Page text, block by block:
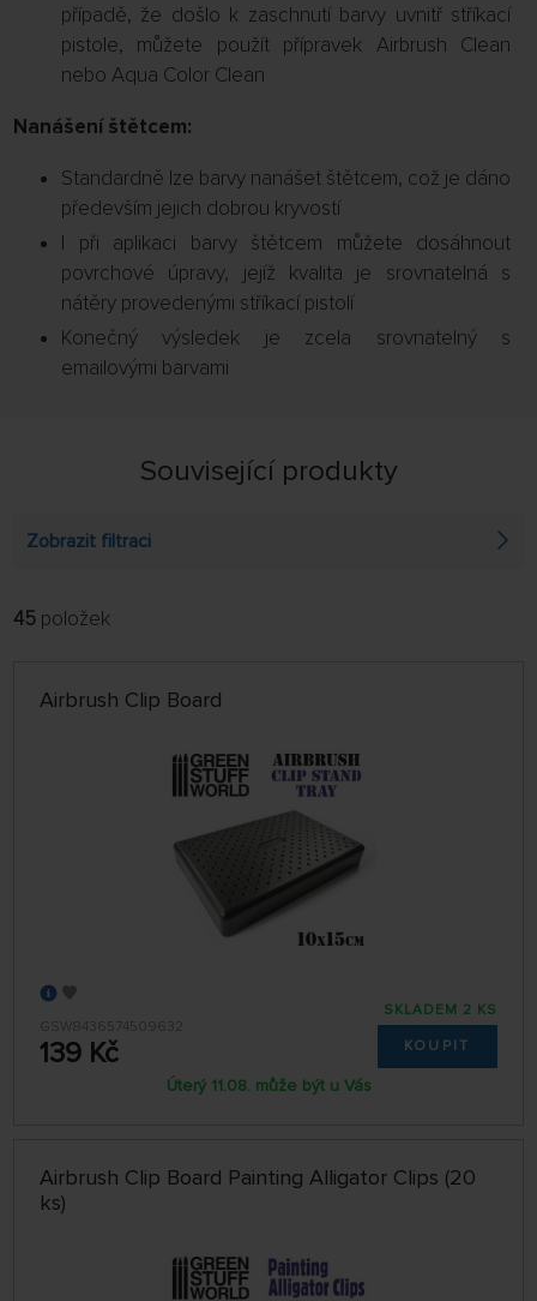
případě, že došlo k zaschnutí barvy uvnitř stříkací
pistole, můžete použít přípravek Airbrush Clean
nebo Aqua Color Clean
Nanášení štětcem:
Standardně lze barvy nanášet štětcem, což je dáno
především jejich dobrou kryvostí
I při aplikaci barvy štětcem můžete dosáhnout
povrchové úpravy, jejíž kvalita je srovnatelná s
nátěry provedenými stříkací pistolí
Konečný výsledek je zcela srovnatelný s
emailovými barvami
Související produkty
Zobrazit filtraci
FILTROVAT:
45 položek
Airbrush Clip Board
GSW8436574509632
139 Kč
SKLADEM 2 KS
KOUPIT
Úterý 11.08. může být u Vás
Airbrush Clip Board Painting Alligator Clips (20
ks)